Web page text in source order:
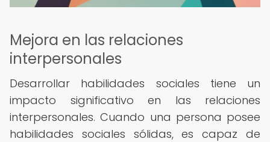
Mejora en las relaciones
interpersonales
Desarrollar habilidades sociales tiene un
impacto significativo en las relaciones
interpersonales. Cuando una persona posee
habilidades sociales sólidas, es capaz de